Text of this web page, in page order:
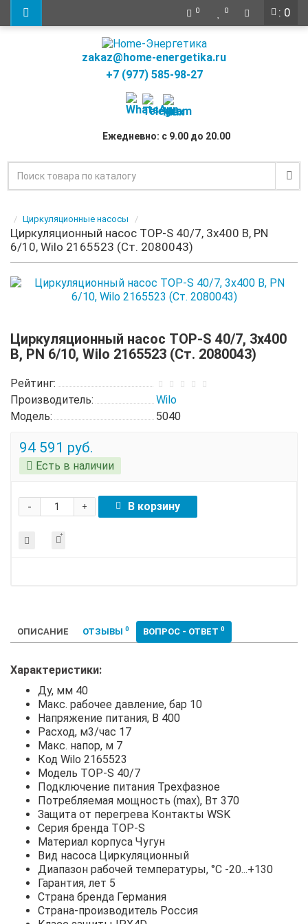
: 0
0 0
zakaz@home-energetika.ru
+7 (977) 585-98-27
Ежедневно: с 9.00 до 20.00
Циркуляционные насосы
Циркуляционный насос TOP-S 40/7, 3x400 B, PN
6/10, Wilo 2165523 (Ст. 2080043)
Циркуляционный насос TOP-S 40/7, 3x400
B, PN 6/10, Wilo 2165523 (Ст. 2080043)
Рейтинг:
Производитель:
Wilo
Модель:
5040
94 591 руб.
Есть в наличии
+
- В корзину
ОПИСАНИЕ ОТЗЫВЫ 0 ВОПРОС - ОТВЕТ 0
Характеристики:
Ду, мм 40
Макс. рабочее давление, бар 10
Напряжение питания, В 400
Расход, м3/час 17
Макс. напор, м 7
Код Wilo 2165523
Модель TOP-S 40/7
Подключение питания Трехфазное
Потребляемая мощность (max), Вт 370
Защита от перегрева Контакты WSK
Серия бренда TOP-S
Материал корпуса Чугун
Вид насоса Циркуляционный
Диапазон рабочей температуры, °С -20...+130
Гарантия, лет 5
Страна бренда Германия
Страна-производитель Россия